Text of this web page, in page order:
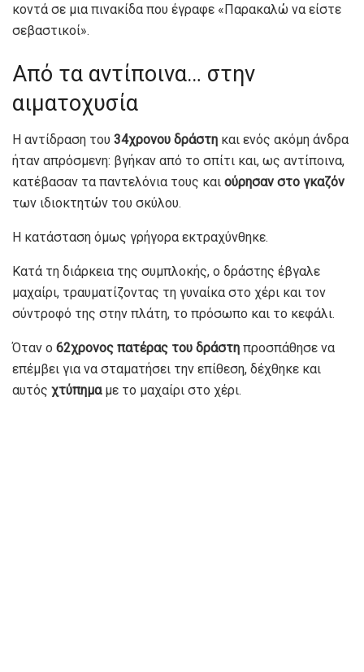
κοντά σε μια πινακίδα που έγραφε «Παρακαλώ να είστε
σεβαστικοί».
Από τα αντίποινα… στην
αιματοχυσία
Η αντίδραση του 34χρονου δράστη και ενός ακόμη άνδρα
ήταν απρόσμενη: βγήκαν από το σπίτι και, ως αντίποινα,
κατέβασαν τα παντελόνια τους και ούρησαν στο γκαζόν
των ιδιοκτητών του σκύλου.
Η κατάσταση όμως γρήγορα εκτραχύνθηκε.
Κατά τη διάρκεια της συμπλοκής, ο δράστης έβγαλε
μαχαίρι, τραυματίζοντας τη γυναίκα στο χέρι και τον
σύντροφό της στην πλάτη, το πρόσωπο και το κεφάλι.
Όταν ο 62χρονος πατέρας του δράστη προσπάθησε να
επέμβει για να σταματήσει την επίθεση, δέχθηκε και
αυτός χτύπημαμε το μαχαίρι στο χέρι.